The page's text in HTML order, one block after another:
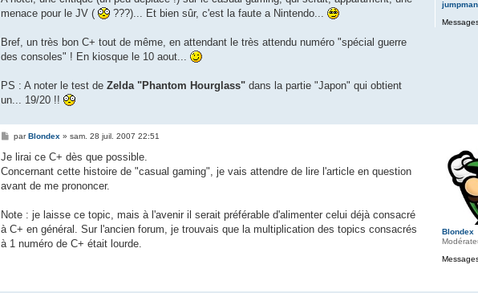
jumpman
menace pour le JV (
???)... Et bien sûr, c'est la faute a Nintendo...
Bref, un très bon C+ tout de même, en attendant le très attendu numéro "spécial guerre
des consoles" ! En kiosque le 10 aout...
PS : A noter le test de Zelda "Phantom Hourglass" dans la partie "Japon" qui obtient
un... 19/20 !!
Blondex
M
s
a
g
parBlondex » sam. 28 juil. 2007 22:51
Je lirai ce C+ dès que possible.
Concernant cette histoire de "casual gaming", je vais attendre de lire l'article en question
avant de me prononcer.
Note : je laisse ce topic, mais à l'avenir il serait préférable d'alimenter celui déjà consacré
à C+ en général. Sur l'ancien forum, je trouvais que la multiplication des topics consacrés
à 1 numéro de C+ était lourde.